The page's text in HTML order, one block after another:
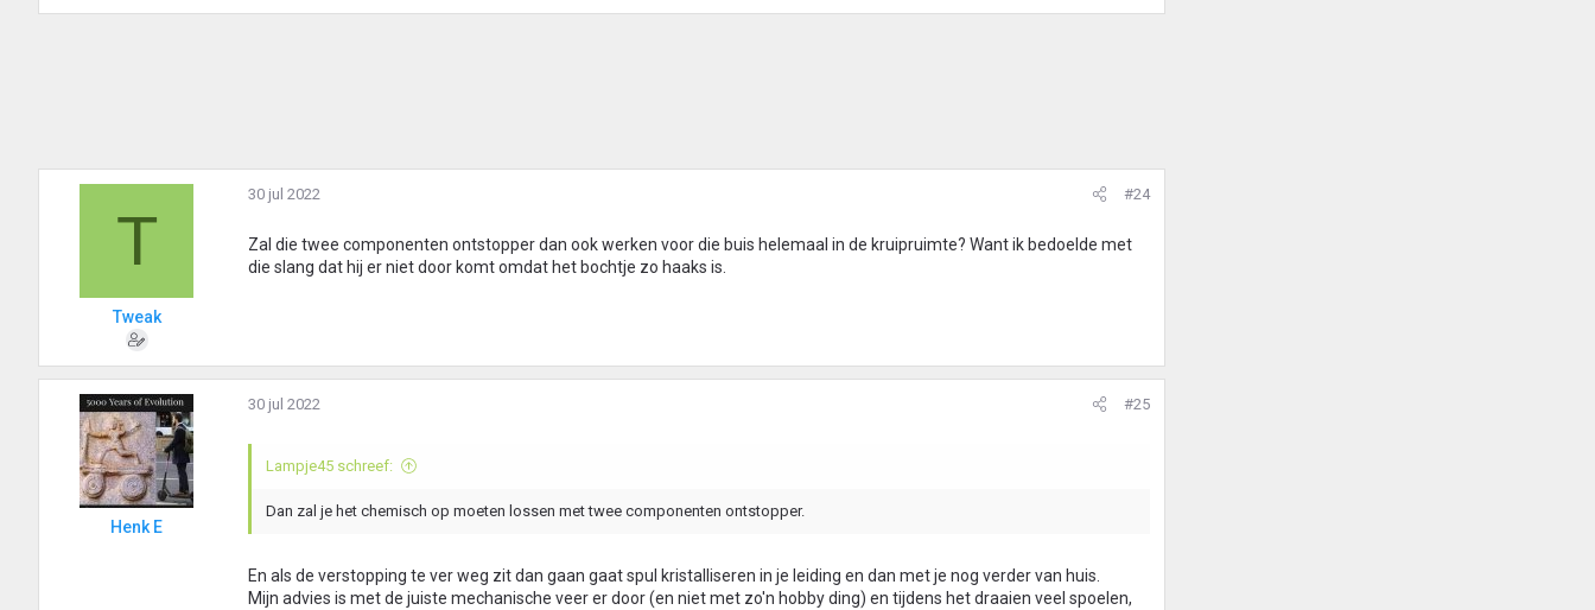
T
Tweak
30 jul 2022 #24
Zal die twee componenten ontstopper dan ook werken voor die buis helemaal in de kruipruimte? Want ik bedoelde met
die slang dat hij er niet door komt omdat het bochtje zo haaks is.
Henk E
30 jul 2022 #25
Lampje45 schreef:
Dan zal je het chemisch op moeten lossen met twee componenten ontstopper.
En als de verstopping te ver weg zit dan gaan gaat spul kristalliseren in je leiding en dan met je nog verder van huis.
Mijn advies is met de juiste mechanische veer er door (en niet met zo'n hobby ding) en tijdens het draaien veel spoelen,